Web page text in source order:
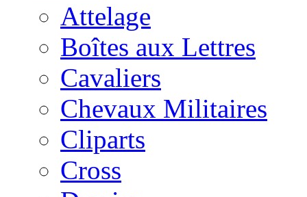
Attelage
Boîtes aux Lettres
Cavaliers
Chevaux Militaires
Cliparts
Cross